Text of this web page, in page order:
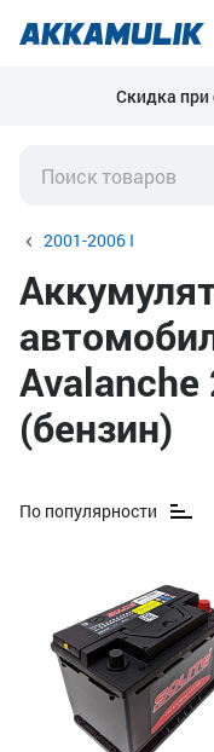
Скидка при
2001-2006 I
Avalanche
(бензин)
По популярности